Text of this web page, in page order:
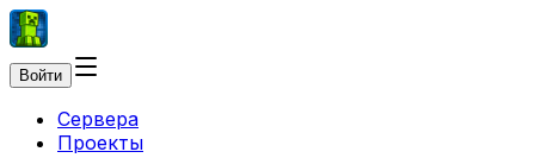
Войти
Сервера
Проекты